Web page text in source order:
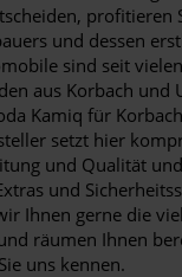
profitieren
und dessen
sind seit
aus Korbach und
Kamiq für
setzt hier
und Qualität
und
Ihnen gerne die
räumen Ihnen
uns kennen.